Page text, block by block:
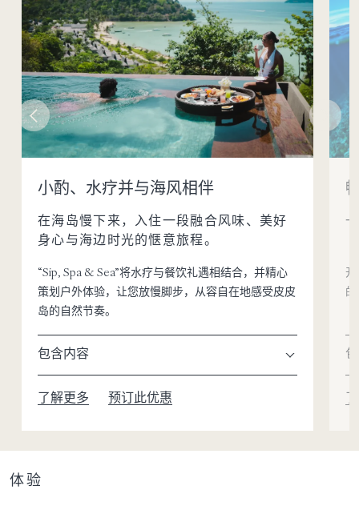
小酌、水疗并与海风相伴
在海岛慢下来，入住一段融合风味、美好
身心与海边时光的惬意旅程。
“Sip, Spa & Sea”将水疗与餐饮礼遇相结合，并精心
策划户外体验，让您放慢脚步，从容自在地感受皮皮
岛的自然节奏。
包含内容
了解更多 预订此优惠
开
体验